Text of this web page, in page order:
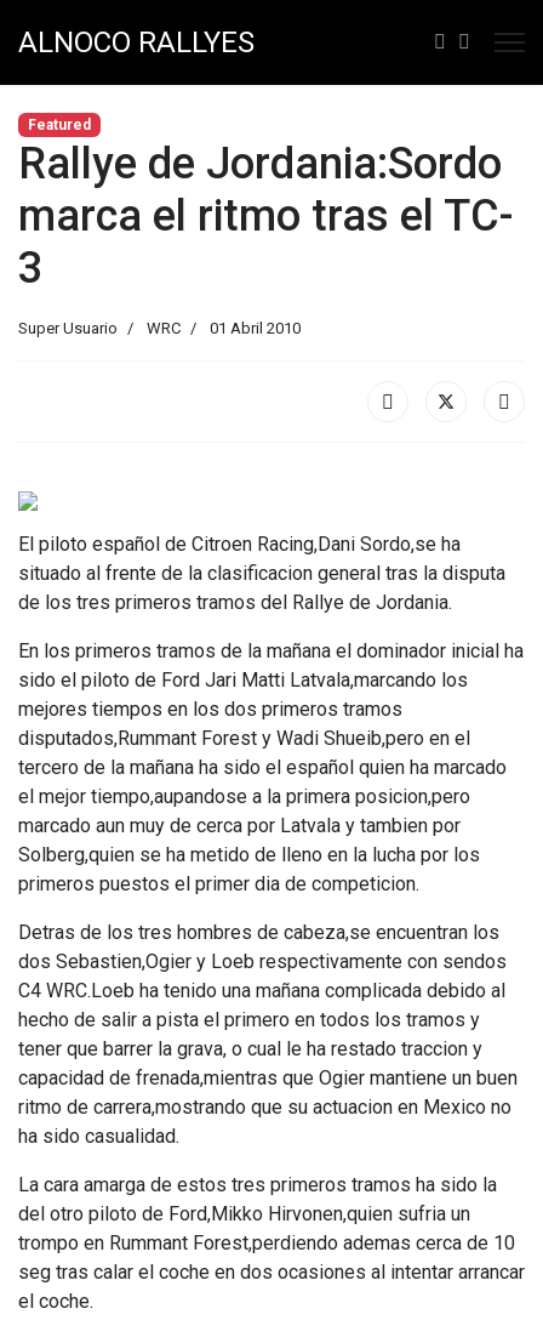
ALNOCO RALLYES
Featured
Rallye de Jordania:Sordo
marca el ritmo tras el TC-
3
Super Usuario WRC 01 Abril 2010
El piloto español de Citroen Racing,Dani Sordo,se ha
situado al frente de la clasificacion general tras la disputa
de los tres primeros tramos del Rallye de Jordania.
En los primeros tramos de la mañana el dominador inicial ha
sido el piloto de Ford Jari Matti Latvala,marcando los
mejores tiempos en los dos primeros tramos
disputados,Rummant Forest y Wadi Shueib,pero en el
tercero de la mañana ha sido el español quien ha marcado
el mejor tiempo,aupandose a la primera posicion,pero
marcado aun muy de cerca por Latvala y tambien por
Solberg,quien se ha metido de lleno en la lucha por los
primeros puestos el primer dia de competicion.
Detras de los tres hombres de cabeza,se encuentran los
dos Sebastien,Ogier y Loeb respectivamente con sendos
C4 WRC.Loeb ha tenido una mañana complicada debido al
hecho de salir a pista el primero en todos los tramos y
tener que barrer la grava, o cual le ha restado traccion y
capacidad de frenada,mientras que Ogier mantiene un buen
ritmo de carrera,mostrando que su actuacion en Mexico no
ha sido casualidad.
La cara amarga de estos tres primeros tramos ha sido la
del otro piloto de Ford,Mikko Hirvonen,quien sufria un
trompo en Rummant Forest,perdiendo ademas cerca de 10
seg tras calar el coche en dos ocasiones al intentar arrancar
el coche.